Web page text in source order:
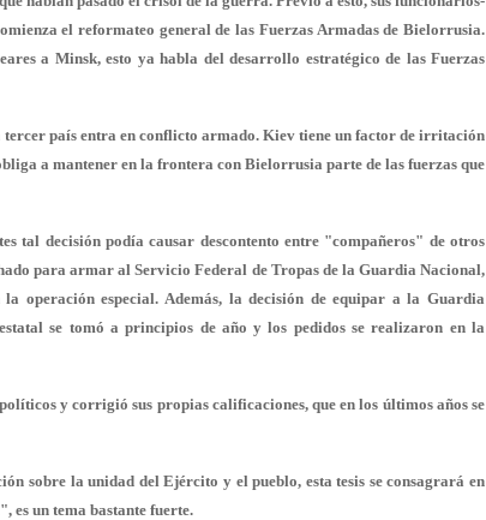
el reformateo general de las Fuerzas Armadas de Bielorrusia.
a Minsk, esto ya habla del desarrollo estratégico de las Fuerzas
país entra en conflicto armado. Kiev tiene un factor de irritación
a mantener en la frontera con Bielorrusia parte de las fuerzas que
tal decisión podía causar descontento entre "compañeros" de otros
para armar al Servicio Federal de Tropas de la Guardia Nacional,
operación especial. Además, la decisión de equipar a la Guardia
se tomó a principios de año y los pedidos se realizaron en la
y corrigió sus propias calificaciones, que en los últimos años se
sobre la unidad del Ejército y el pueblo, esta tesis se consagrará en
un tema bastante fuerte.